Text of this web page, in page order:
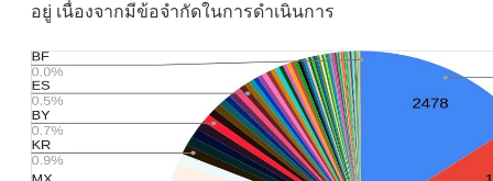
อยู่ เนื่องจากมีข้อจำกัดในการดำเนินการ